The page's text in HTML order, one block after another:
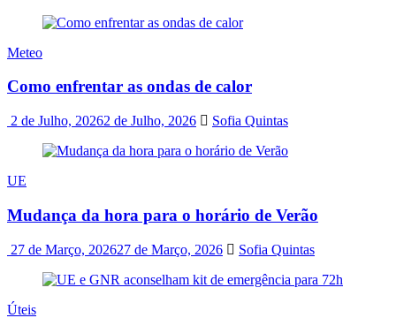
Meteo
Como enfrentar as ondas de calor
2 de Julho, 20262 de Julho, 2026 Sofia Quintas
UE
Mudança da hora para o horário de Verão
27 de Março, 202627 de Março, 2026 Sofia Quintas
Úteis